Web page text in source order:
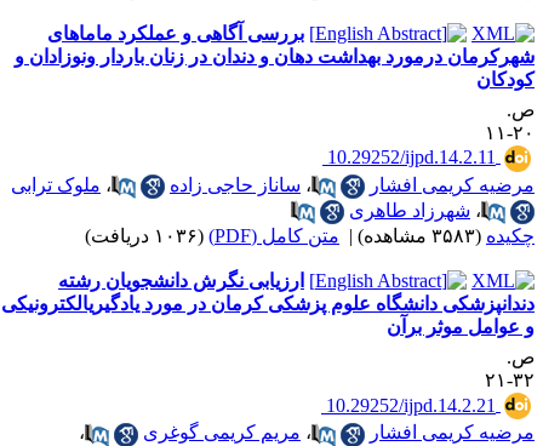
بررسی آگاهی و عملکرد ماماهای
درمورد بهداشت دهان و دندان در زنان باردار ونوزادان و
۱۱
‎ 10.29252/ijpd.14.2.11
کریمی افشار
،ساناز حاجی زاده ،ملوک ترابی
،شهرزاد طاهری
(۳۵۸۳ مشاهده) | متن کامل (PDF) (۱۰۳۶ دریافت)
ارزیابی نگرش دانشجویان رشته
دانشگاه علوم پزشکی کرمان در مورد یادگیریالکترونیکی
عوامل موثر برآن
۲۱
‎ 10.29252/ijpd.14.2.21
کریمی افشار
،مریم کریمی گوغری
،